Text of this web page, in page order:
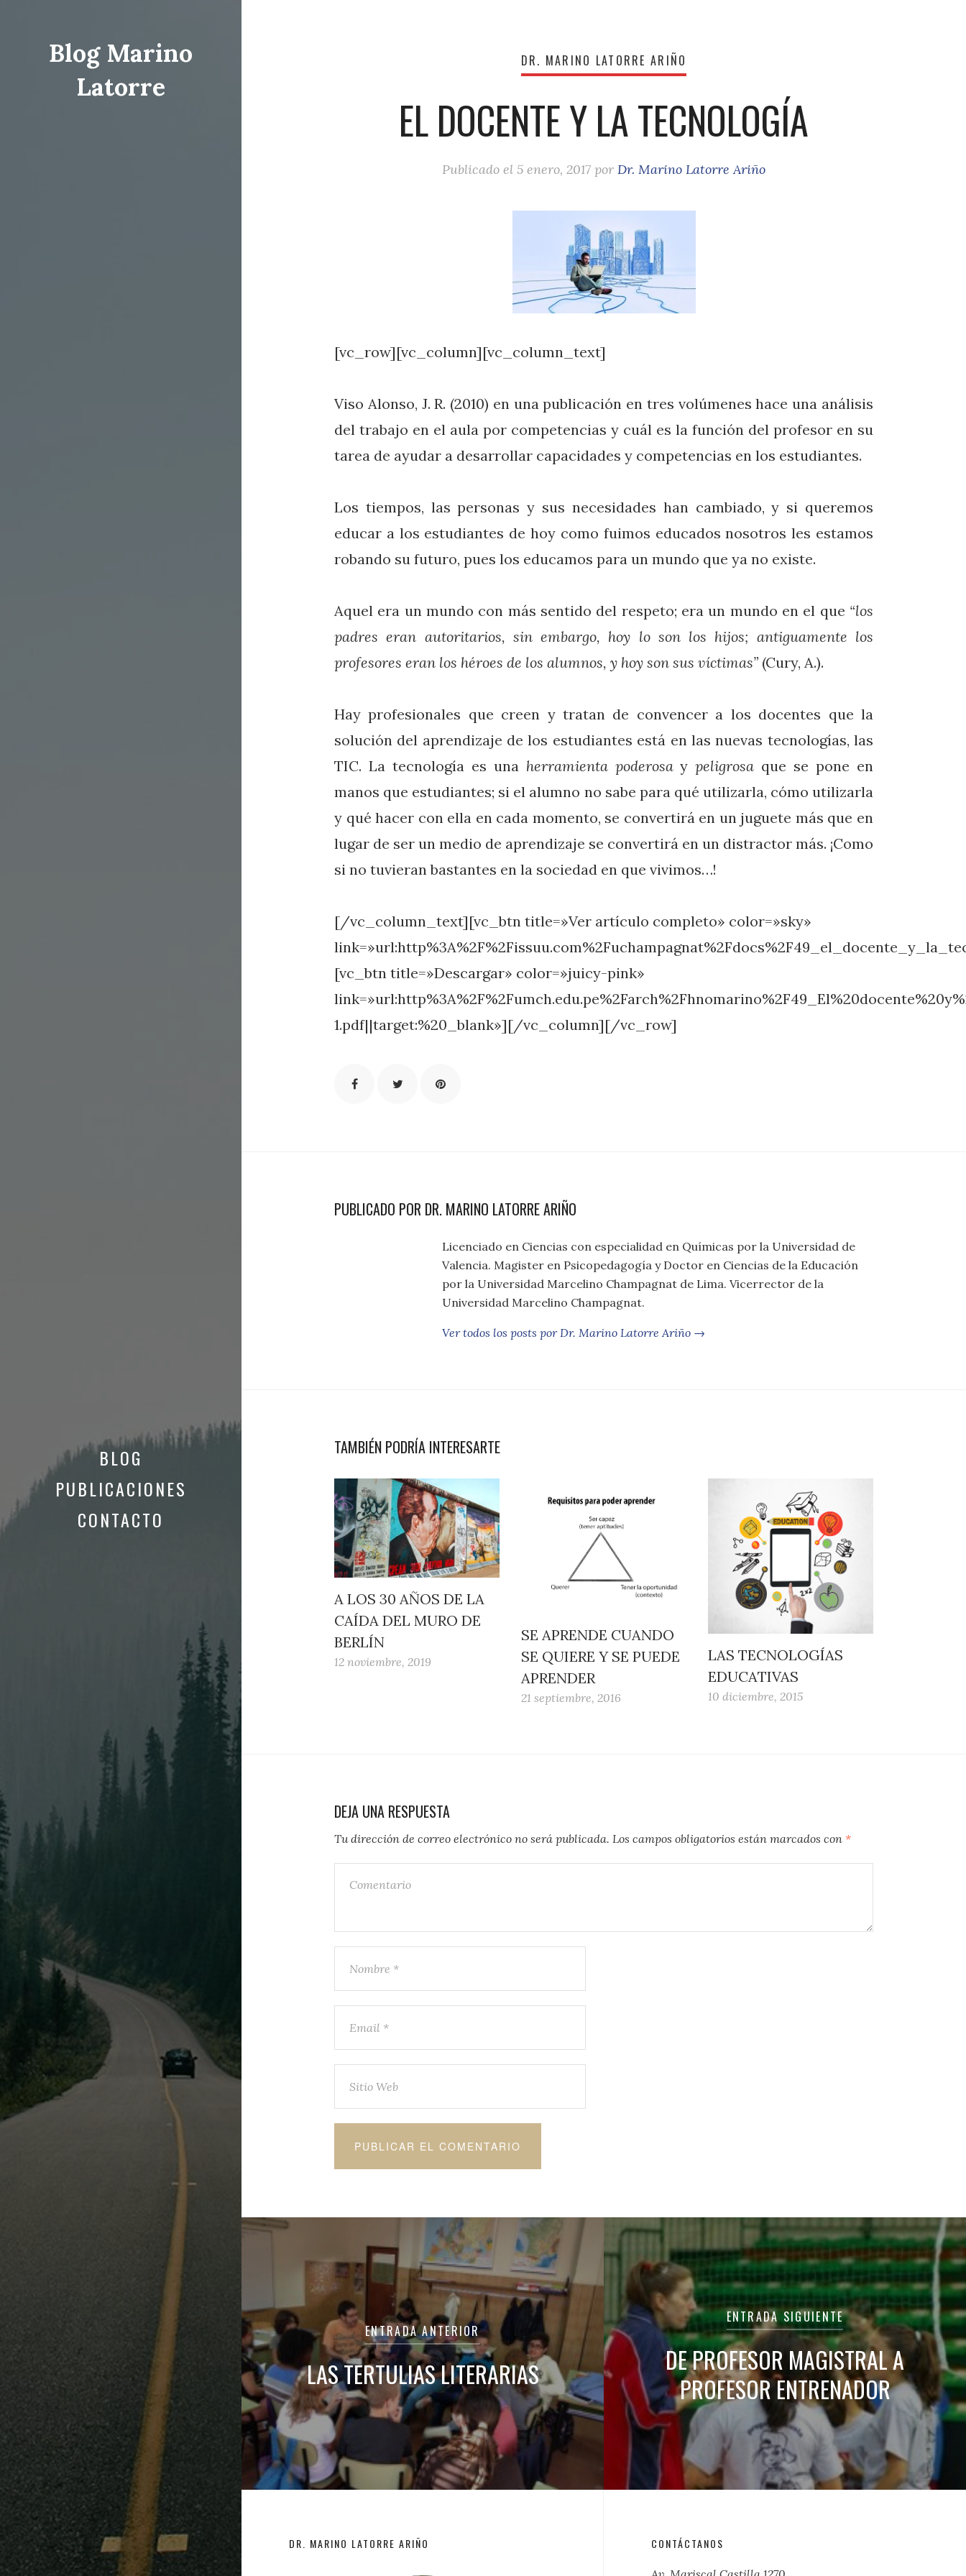
Blog Marino
Latorre
BLOG
PUBLICACIONES
CONTACTO
DR. MARINO LATORRE ARIÑO
EL DOCENTE Y LA TECNOLOGÍA
Publicado el 5 enero, 2017 por Dr. Marino Latorre Ariño
[vc_row][vc_column][vc_column_text]
Viso Alonso, J. R. (2010) en una publicación en tres volúmenes hace una análisis
del trabajo en el aula por competencias y cuál es la función del profesor en su
tarea de ayudar a desarrollar capacidades y competencias en los estudiantes.
Los tiempos, las personas y sus necesidades han cambiado, y si queremos
educar a los estudiantes de hoy como fuimos educados nosotros les estamos
robando su futuro, pues los educamos para un mundo que ya no existe.
Aquel era un mundo con más sentido del respeto; era un mundo en el que “los
padres eran autoritarios, sin embargo, hoy lo son los hijos; antiguamente los
profesores eran los héroes de los alumnos, y hoy son sus víctimas” (Cury, A.).
Hay profesionales que creen y tratan de convencer a los docentes que la
solución del aprendizaje de los estudiantes está en las nuevas tecnologías, las
TIC. La tecnología es una herramienta poderosaypeligrosa que se pone en
manos que estudiantes; si el alumno no sabe para qué utilizarla, cómo utilizarla
y qué hacer con ella en cada momento, se convertirá en un juguete más que en
lugar de ser un medio de aprendizaje se convertirá en un distractor más. ¡Como
si no tuvieran bastantes en la sociedad en que vivimos…!
[/vc_column_text][vc_btn title=»Ver artículo completo» color=»sky»
[vc_btn title=»Descargar» color=»juicy-pink»
1.pdf||target:%20_blank»][/vc_column][/vc_row]
PUBLICADO POR DR. MARINO LATORRE ARIÑO
Licenciado en Ciencias con especialidad en Químicas por la Universidad de
Valencia. Magister en Psicopedagogía y Doctor en Ciencias de la Educación
por la Universidad Marcelino Champagnat de Lima. Vicerrector de la
Universidad Marcelino Champagnat.
Ver todos los posts por Dr. Marino Latorre Ariño →
TAMBIÉN PODRÍA INTERESARTE
A LOS 30 AÑOS DE LA
CAÍDA DEL MURO DE
BERLÍN
12 noviembre, 2019
SE APRENDE CUANDO
SE QUIERE Y SE PUEDE
APRENDER
21 septiembre, 2016
LAS TECNOLOGÍAS
EDUCATIVAS
10 diciembre, 2015
DEJA UNA RESPUESTA
Tu dirección de correo electrónico no será publicada. Los campos obligatorios están marcados con *
Navegación
entradas ENTRADA ANTERIOR
LAS TERTULIAS LITERARIAS
ENTRADA SIGUIENTE
DE PROFESOR MAGISTRAL A
PROFESOR ENTRENADOR
DR. MARINO LATORRE ARIÑO CONTÁCTANOS